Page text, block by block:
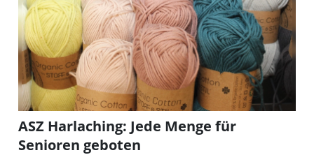
ASZ Harlaching: Jede Menge für
Senioren geboten